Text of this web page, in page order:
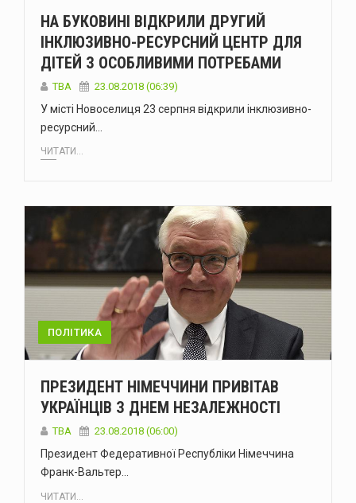
НА БУКОВИНІ ВІДКРИЛИ ДРУГИЙ
ІНКЛЮЗИВНО-РЕСУРСНИЙ ЦЕНТР ДЛЯ
ДІТЕЙ З ОСОБЛИВИМИ ПОТРЕБАМИ
TBA 23.08.2018 (06:39)
У місті Новоселиця 23 серпня відкрили інклюзивно-
ресурсний…
ЧИТАТИ...
ПОЛІТИКА
ПРЕЗИДЕНТ НІМЕЧЧИНИ ПРИВІТАВ
УКРАЇНЦІВ З ДНЕМ НЕЗАЛЕЖНОСТІ
TBA 23.08.2018 (06:00)
Президент Федеративної Республіки Німеччина
Франк-Вальтер…
ЧИТАТИ...